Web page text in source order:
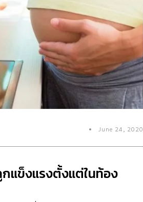
June 24, 2020
แข็งแรงตั้งแต่ในท้อง